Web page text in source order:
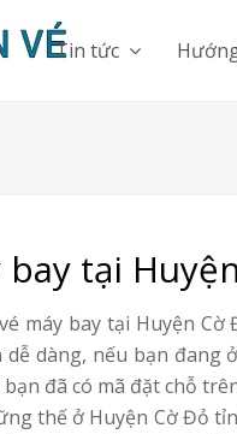
Tin tức
tại
máy bay tại Huyện
dàng, nếu bạn đang
bạn đã có mã đặt chỗ
thế ở Huyện Cờ Đỏ